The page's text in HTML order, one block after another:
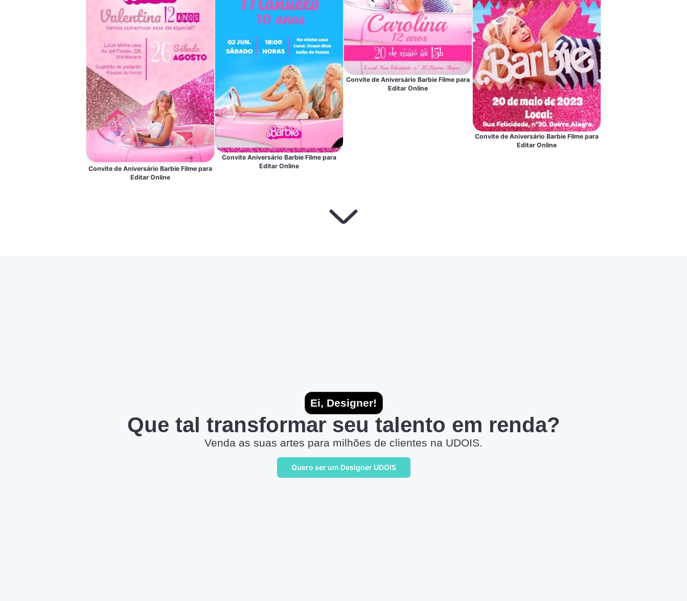
Convite de Aniversário Barbie Filme para
Editar Online
Convite Aniversário Barbie Filme para
Editar Online
Convite de Aniversário Barbie Filme para
Editar Online
Convite de Aniversário Barbie Filme para
Editar Online
Ei, Designer!
Que tal transformar seu talento em renda?
Venda as suas artes para milhões de clientes na UDOIS.
Quero ser um Designer UDOIS